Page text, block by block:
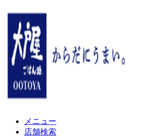
メニュー
店舗検索